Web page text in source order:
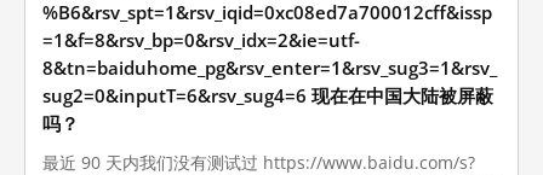
%B6&rsv_spt=1&rsv_iqid=0xc08ed7a700012cff&issp
=1&f=8&rsv_bp=0&rsv_idx=2&ie=utf-
8&tn=baiduhome_pg&rsv_enter=1&rsv_sug3=1&rsv_
sug2=0&inputT=6&rsv_sug4=6 现在在中国大陆被屏蔽
吗？
最近 90 天内我们没有测试过 https://www.baidu.com/s?